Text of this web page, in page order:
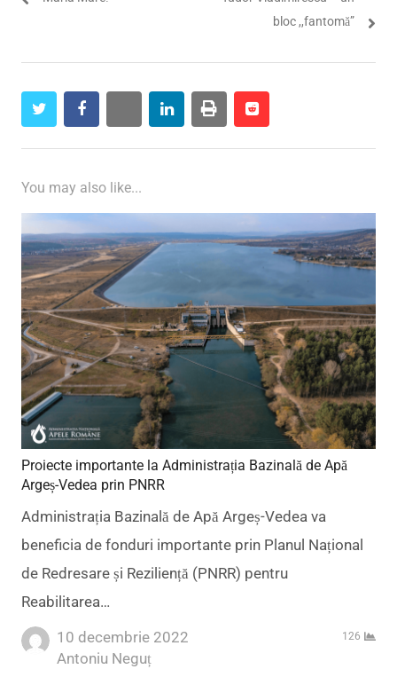
bloc ,,fantomă”
twitterfacebookwhatsapplinkedinprint reddit
reddit
You may also like...
Proiecte importante la Administrația Bazinală de Apă
Argeș-Vedea prin PNRR
Administrația Bazinală de Apă Argeș-Vedea va
beneficia de fonduri importante prin Planul Național
de Redresare și Reziliență (PNRR) pentru
Reabilitarea…
10 decembrie 2022
Author
Antoniu Neguț
126